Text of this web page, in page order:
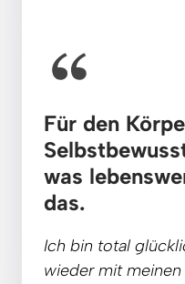
Für den
was
das.
Ich bin total
wieder mit meinen